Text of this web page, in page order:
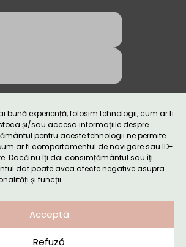
bună experiență, folosim tehnologii, cum ar fi
și/sau accesa informațiile despre
pentru aceste tehnologii ne permite
ar fi comportamentul de navigare sau ID-
Dacă nu îți dai consimțământul sau îți
dat poate avea afecte negative asupra
și funcții.
Acceptă
Refuză
de confidențialitate
Politică cookie-uri
Termeni și condiții
Setări cookie-uri
și întreținut deKooperativa